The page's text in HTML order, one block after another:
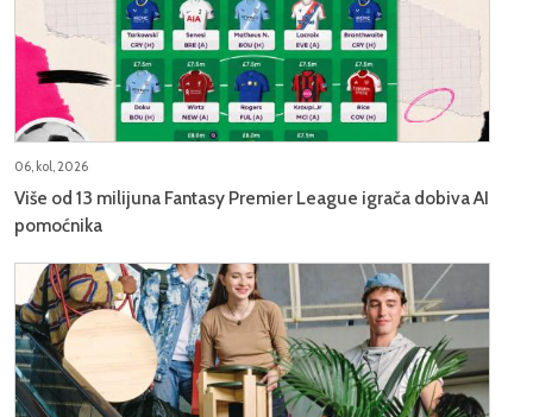
06, kol, 2026
Više od 13 milijuna Fantasy Premier League igrača dobiva AI
pomoćnika